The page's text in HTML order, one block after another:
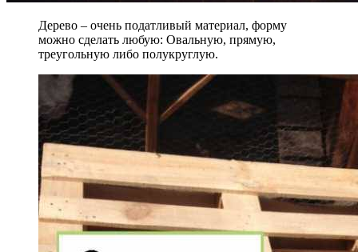
Дерево – очень податливый материал, форму
можно сделать любую: Овальную, прямую,
треугольную либо полукруглую.